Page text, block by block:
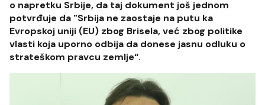
o napretku Srbije, da taj dokument još jednom
potvrđuje da "Srbija ne zaostaje na putu ka
Evropskoj uniji (EU) zbog Brisela, već zbog politike
vlasti koja uporno odbija da donese jasnu odluku o
strateškom pravcu zemlje“.